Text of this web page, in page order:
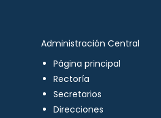
Administración Central
Página principal
Rectoría
Secretarios
Direcciones